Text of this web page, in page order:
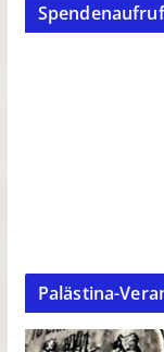
Palästina-